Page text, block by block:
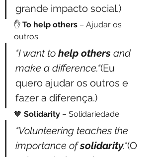
grande impacto social.)
✋ To help others – Ajudar os
outros
"I want to help others and
make a difference."(Eu
quero ajudar os outros e
fazer a diferença.)
🧡 Solidarity – Solidariedade
"Volunteering teaches the
importance of solidarity."(O